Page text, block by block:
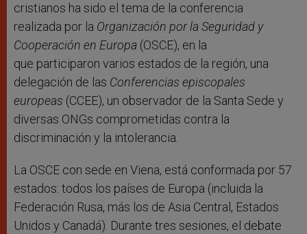
cristianos ha sido el tema de la conferencia
realizada por la Organización por la Seguridad y
Cooperación en Europa (OSCE), en la
que participaron varios estados de la región, una
delegación de las Conferencias episcopales
europeas (CCEE), un observador de la Santa Sede y
diversas ONGs comprometidas contra la
discriminación y la intolerancia.
La OSCE con sede en Viena, está conformada por 57
estados: todos los países de Europa (incluida la
Federación Rusa, más los de Asia Central, Estados
Unidos y Canadá). Durante tres sesiones, el debate